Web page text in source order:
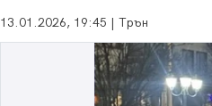
13.01.2026, 19:45 | Трън